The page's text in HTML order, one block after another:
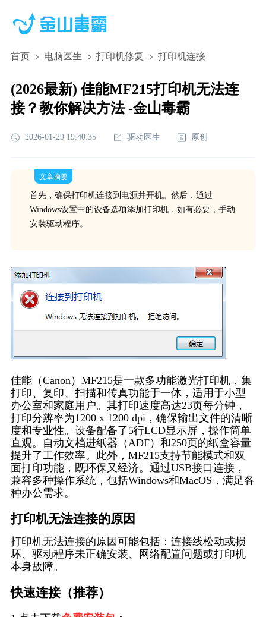
首页 电脑医生 打印机修复 打印机连接
(2026最新) 佳能MF215打印机无法连
接？教你解决方法 -金山毒霸
2026-01-29 19:40:35 驱动医生 原创
文章摘要
首先，确保打印机连接到电源并开机。然后，通过
Windows设置中的设备选项添加打印机，如有必要，手动
安装驱动程序。
佳能（Canon）MF215是一款多功能激光打印机，集
打印、复印、扫描和传真功能于一体，适用于小型
办公室和家庭用户。其打印速度高达23页每分钟，
打印分辨率为1200 x 1200 dpi，确保输出文件的清晰
度和专业性。设备配备了5行LCD显示屏，操作简单
直观。自动文档进纸器（ADF）和250页的纸盒容量
提升了工作效率。此外，MF215支持节能模式和双
面打印功能，既环保又经济。通过USB接口连接，
兼容多种操作系统，包括Windows和MacOS，满足各
种办公需求。
打印机无法连接的原因
打印机无法连接的原因可能包括：连接线松动或损
坏、驱动程序未正确安装、网络配置问题或打印机
本身故障。
快速连接（推荐）